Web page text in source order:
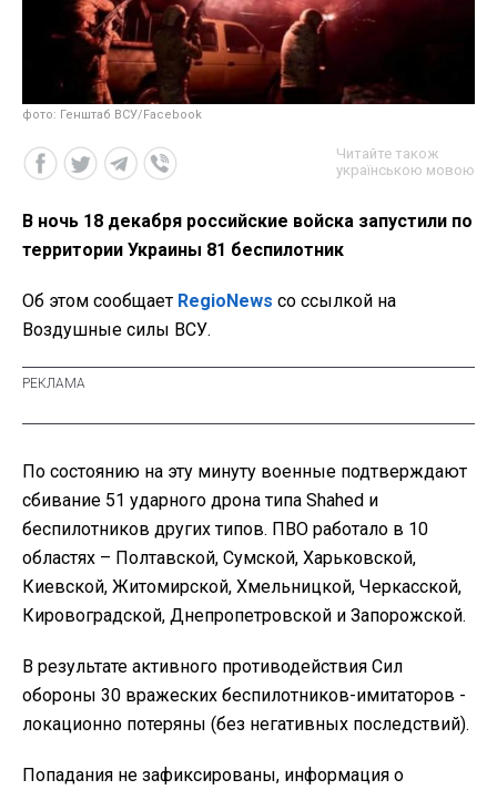
фото: Генштаб ВСУ/Facebook
Читайте також
українською мовою
В ночь 18 декабря российские войска запустили по
территории Украины 81 беспилотник
Об этом сообщает RegioNews со ссылкой на
Воздушные силы ВСУ.
По состоянию на эту минуту военные подтверждают
сбивание 51 ударного дрона типа Shahed и
беспилотников других типов. ПВО работало в 10
областях – Полтавской, Сумской, Харьковской,
Киевской, Житомирской, Хмельницкой, Черкасской,
Кировоградской, Днепропетровской и Запорожской.
В результате активного противодействия Сил
обороны 30 вражеских беспилотников-имитаторов -
локационно потеряны (без негативных последствий).
Попадания не зафиксированы, информация о